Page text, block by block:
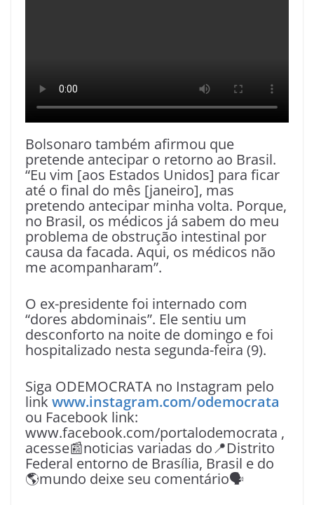
Bolsonaro também afirmou que
pretende antecipar o retorno ao Brasil.
“Eu vim [aos Estados Unidos] para ficar
até o final do mês [janeiro], mas
pretendo antecipar minha volta. Porque,
no Brasil, os médicos já sabem do meu
problema de obstrução intestinal por
causa da facada. Aqui, os médicos não
me acompanharam”.
O ex-presidente foi internado com
“dores abdominais”. Ele sentiu um
desconforto na noite de domingo e foi
hospitalizado nesta segunda-feira (9).
Siga ODEMOCRATA no Instagram pelo
link www.instagram.com/odemocrata
ou Facebook link:
www.facebook.com/portalodemocrata ,
acesse📰noticias variadas do📍Distrito
Federal entorno de Brasília, Brasil e do
🌎mundo deixe seu comentário🗣